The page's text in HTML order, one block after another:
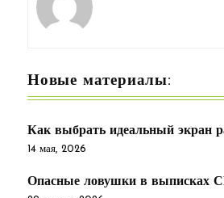
Новые материалы:
Как выбрать идеальный экран
14 мая, 2026
Опасные ловушки в выписках